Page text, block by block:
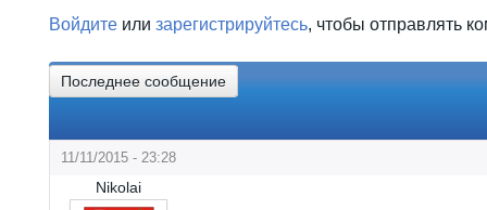
Войдите или зарегистрируйтесь, чтобы отправлять
Последнее сообщение
11/11/2015 - 23:28
Nikolai